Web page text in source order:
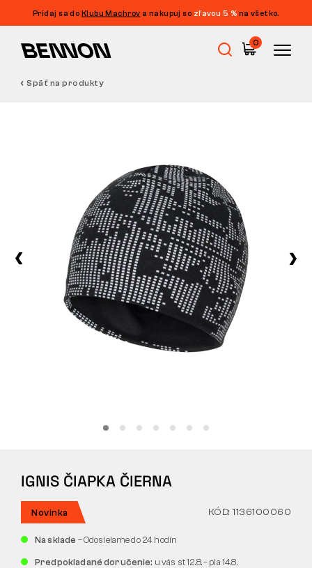
Pridaj sa do Klubu Machrov a nakupuj so zľavou 5 % na všetko.
0
Outdoor
Voľnočasová obuv
O NÁS
ČLÁNKY
LABORATÓRIUM BENNON
Späť na produkty
IGNIS ČIAPKA ČIERNA
Novinka KÓD: 1136100060
Na sklade – Odosielame do 24 hodín
Predpokladané doručenie: u vás st 12.8. – pia 14.8.